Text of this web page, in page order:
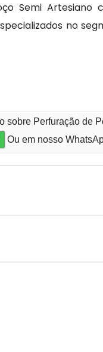
Semi Artesiano
no
sobre Perfuração de
Ou em nosso